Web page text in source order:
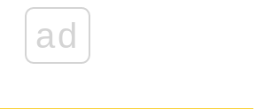
ad